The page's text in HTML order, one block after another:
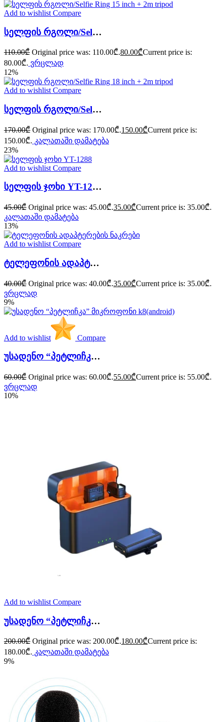
Add to wishlist Compare
სელფის რგოლი/Selfie Ring 15 inch + 2m tripod
110.00₾ Original price was: 110.00₾.80.00₾Current price is:
80.00₾. ვრცლად
12%
Add to wishlist Compare
სელფის რგოლი/Selfie Ring 18 inch + 2m tripod
170.00₾ Original price was: 170.00₾.150.00₾Current price is:
150.00₾. კალათაში დამატება
23%
Add to wishlist Compare
სელფის ჯოხი YT-1288
45.00₾ Original price was: 45.00₾.35.00₾Current price is: 35.00₾.
კალათაში დამატება
13%
Add to wishlist Compare
ტელეფონის ადაპტერების ნაკრები
40.00₾ Original price was: 40.00₾.35.00₾Current price is: 35.00₾.
ვრცლად
9%
Add to wishlist Compare
უსადენო “პეტლიჩკა” მიკროფონი k8(android)
60.00₾ Original price was: 60.00₾.55.00₾Current price is: 55.00₾.
ვრცლად
10%
Add to wishlist Compare
უსადენო “პეტლიჩკა” მიკროფონი jmary mw-16 ios/android
200.00₾ Original price was: 200.00₾.180.00₾Current price is:
180.00₾. კალათაში დამატება
9%